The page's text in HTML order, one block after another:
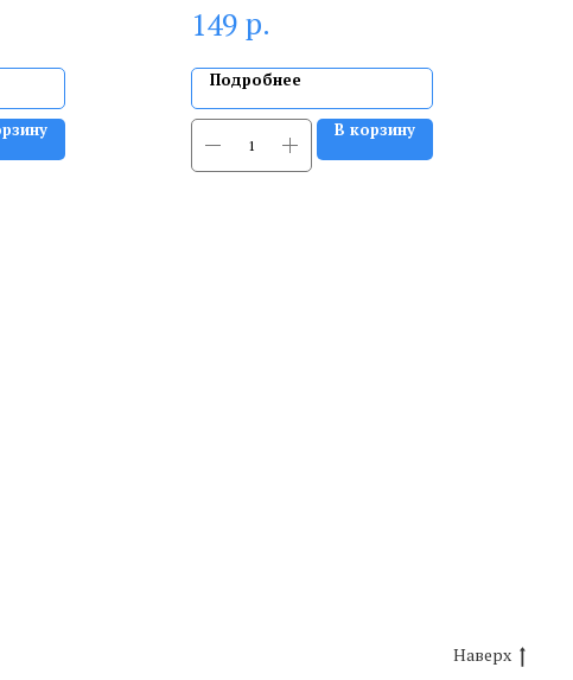
149 р.
Подробнее
В корзину
Наверх